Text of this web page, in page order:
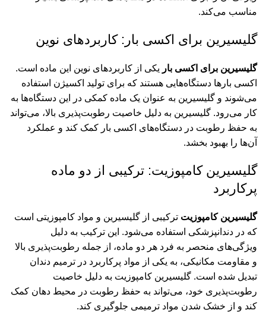
مناسب می‌کند.
گلیسیرین برای اکسی بار: کاربردهای نوین
گلیسیرین برای اکسی بار یکی از کاربردهای نوین این ماده است.
اکسی بارها دستگاه‌هایی هستند که برای تولید اکسیژن استفاده
می‌شوند و گلیسیرین به عنوان یک ماده کمکی در این دستگاه‌ها به
کار می‌رود. گلیسیرین به دلیل خاصیت رطوبت‌پذیری بالا، می‌تواند
به حفظ رطوبت در دستگاه‌های اکسی بار کمک کند و عملکرد
آن‌ها را بهبود بخشد.
گلیسیرین کامپوزیت: ترکیبی از دو ماده
پرکاربرد
گلیسیرین کامپوزیت ترکیبی از گلیسیرین و مواد کامپوزیتی است
که در دندانپزشکی استفاده می‌شود. این ترکیب به دلیل
ویژگی‌های منحصر به فرد هر دو ماده، از جمله رطوبت‌پذیری بالا
و مقاومت مکانیکی، به یکی از مواد پرکاربرد در ترمیم دندان
تبدیل شده است. گلیسیرین کامپوزیت به دلیل خاصیت
رطوبت‌پذیری خود، می‌تواند به حفظ رطوبت در محیط دهان کمک
کند و از خشک شدن مواد ترمیمی جلوگیری کند.